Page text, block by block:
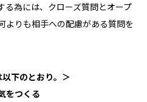
る為には、クローズ質問とオープ
よりも相手への配慮がある質問を
下のとおり。＞
をつくる